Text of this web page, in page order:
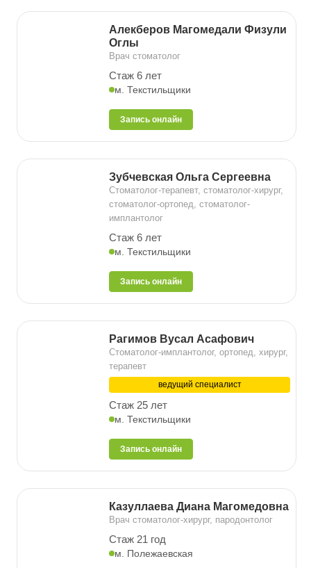
Алекберов Магомедали Физули
Оглы
Врач стоматолог
Стаж 6 лет
м. Текстильщики
Запись онлайн
Зубчевская Ольга Сергеевна
Стоматолог-терапевт, стоматолог-хирург,
стоматолог-ортопед, стоматолог-
имплантолог
Стаж 6 лет
м. Текстильщики
Запись онлайн
Рагимов Вусал Асафович
Стоматолог-имплантолог, ортопед, хирург,
терапевт
ведущий специалист
Стаж 25 лет
м. Текстильщики
Запись онлайн
Казуллаева Диана Магомедовна
Врач стоматолог-хирург, пародонтолог
Стаж 21 год
м. Полежаевская